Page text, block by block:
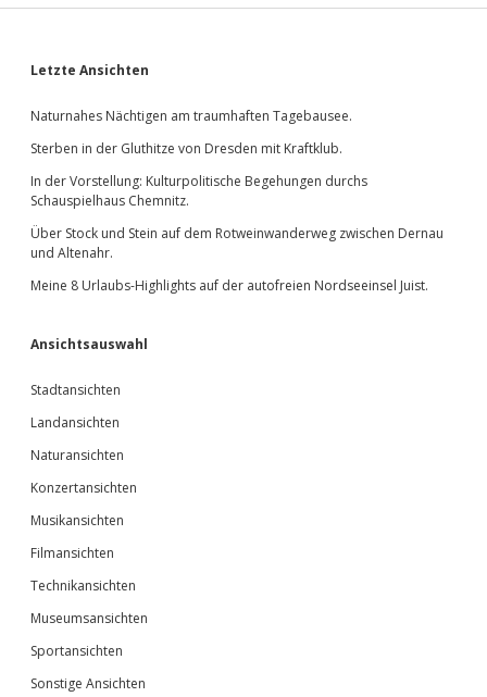
Sidebar
Letzte Ansichten
Naturnahes Nächtigen am traumhaften Tagebausee.
Sterben in der Gluthitze von Dresden mit Kraftklub.
In der Vorstellung: Kulturpolitische Begehungen durchs
Schauspielhaus Chemnitz.
Über Stock und Stein auf dem Rotweinwanderweg zwischen Dernau
und Altenahr.
Meine 8 Urlaubs-Highlights auf der autofreien Nordseeinsel Juist.
Ansichtsauswahl
Stadtansichten
Landansichten
Naturansichten
Konzertansichten
Musikansichten
Filmansichten
Technikansichten
Museumsansichten
Sportansichten
Sonstige Ansichten